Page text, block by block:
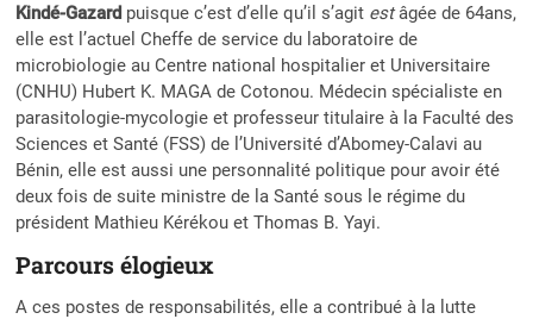
Kindé-Gazard puisque c’est d’elle qu’il s’agit estâgée de 64ans,
elle est l’actuel Cheffe de service du laboratoire de
microbiologie au Centre national hospitalier et Universitaire
(CNHU) Hubert K. MAGA de Cotonou. Médecin spécialiste en
parasitologie-mycologie et professeur titulaire à la Faculté des
Sciences et Santé (FSS) de l’Université d’Abomey-Calavi au
Bénin, elle est aussi une personnalité politique pour avoir été
deux fois de suite ministre de la Santé sous le régime du
président Mathieu Kérékou et Thomas B. Yayi.
Parcours élogieux
A ces postes de responsabilités, elle a contribué à la lutte